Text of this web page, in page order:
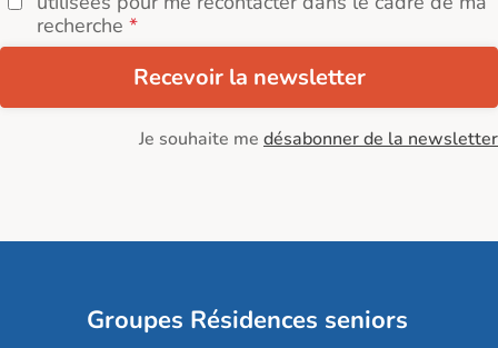
recherche
Recevoir la newsletter
Je souhaite me désabonner de la newsletter
Groupes Résidences seniors